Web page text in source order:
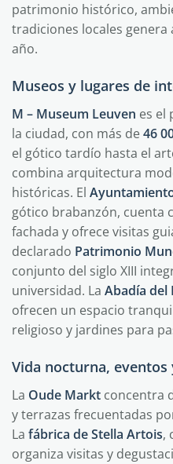
patrimonio histórico,
tradiciones locales
año.
Museos y lugares de
M – Museum Leuven es el
la ciudad, con más de46
el gótico tardío hasta el
combina arquitectura
históricas. El
gótico brabanzón, cuenta
fachada y ofrece visitas
declarado Patrimonio
conjunto del siglo XIII
universidad. La Abadía del
ofrecen un espacio
religioso y jardines para
Vida nocturna,
La Oude Markt concentra
y terrazas frecuentadas
La fábrica de Stella Artois,
organiza visitas y